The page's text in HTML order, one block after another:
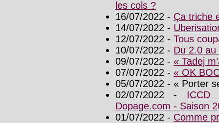
les cols ?
16/07/2022 - Ça triche
14/07/2022 -
12/07/2022 - Tous
10/07/2022 - Du 2.0 au
09/07/2022 - « Tadej
07/07/2022 - « OK
05/07/2022 - « Porter
02/07/2022 - ICCD
Dopage.com - Saison
01/07/2022 - Comme